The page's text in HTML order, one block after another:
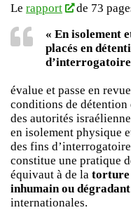
Le rapport
de 73
« En isolement
placés en
évalue et passe en
conditions de détention
des autorités
en isolement physique
des fins
constitue une pratique
équivaut à de la torture
inhumain ou dégradant
internationales.